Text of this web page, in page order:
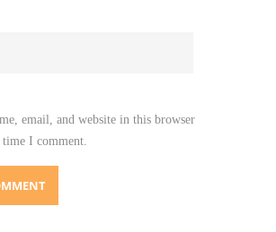
email, and website in this browser
I comment.